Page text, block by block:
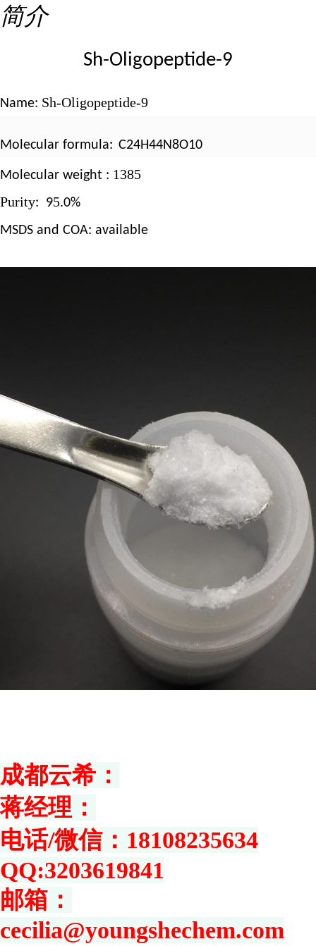
简介
Sh-Oligopeptide-9
Name: Sh-Oligopeptide-9
Molecular formula: C24H44N8O10
Molecular weight : 1385
Purity: 95.0%
MSDS and COA: available
成都云希：
蒋经理：
电话/微信：18108235634
QQ:3203619841
邮箱：
cecilia@youngshechem.com